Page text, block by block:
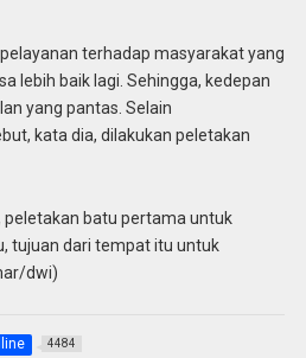
terhadap masyarakat yang
lebih baik lagi. Sehingga, kedepan
yang pantas. Selain
kata dia, dilakukan peletakan
peletakan batu pertama untuk
tujuan dari tempat itu untuk
dwi)
4484